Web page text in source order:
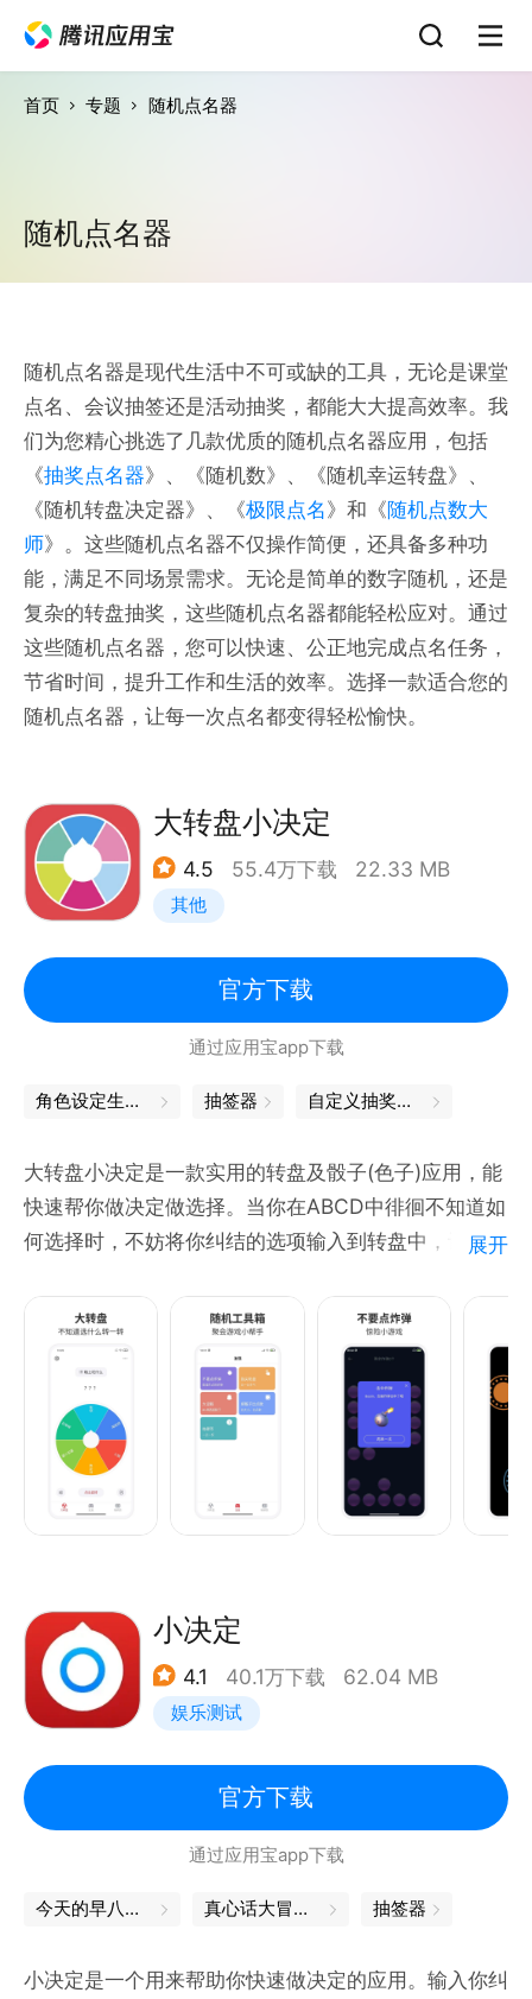
首页 专题 随机点名器
随机点名器
随机点名器是现代生活中不可或缺的工具，无论是课堂
点名、会议抽签还是活动抽奖，都能大大提高效率。我
们为您精心挑选了几款优质的随机点名器应用，包括
《抽奖点名器》、《随机数》、《随机幸运转盘》、
《随机转盘决定器》、《极限点名》和《随机点数大
师》。这些随机点名器不仅操作简便，还具备多种功
能，满足不同场景需求。无论是简单的数字随机，还是
复杂的转盘抽奖，这些随机点名器都能轻松应对。通过
这些随机点名器，您可以快速、公正地完成点名任务，
节省时间，提升工作和生活的效率。选择一款适合您的
随机点名器，让每一次点名都变得轻松愉快。
大转盘小决定
4.5 55.4万下载 22.33 MB
其他
官方下载
通过应用宝app下载
角色设定生成器 抽签器 自定义抽奖软件
大转盘小决定是一款实用的转盘及骰子(色子)应用，能
快速帮你做决定做选择。当你在ABCD中徘徊不知道如
何选择时，不妨将你纠结的选项输入到转盘中，让转盘
晚上吃什么？谁来做家务？如何惩罚男朋友？真心话大
冒险？都能玩。
同时，本软件还支持大话骰和掷骰子。无论你是玩飞行
棋手头没有骰子，还是在KTV骰子不够用了，或者是和
朋友喝酒想摇骰子助兴，本软件都能从能应对。
体验吧。
特性：
1、转盘支持自动和手动滚动两种模式
3、支持大话骰(KTV喝酒摇骰子)
4、掷骰子(摇色子)比点数比大小
6、不要点炸弹
展开
小决定
4.1 40.1万下载 62.04 MB
娱乐测试
官方下载
通过应用宝app下载
今天的早八也要元气满满哦 真心话大冒险软件 抽签器
小决定是一个用来帮助你快速做决定的应用。输入你纠